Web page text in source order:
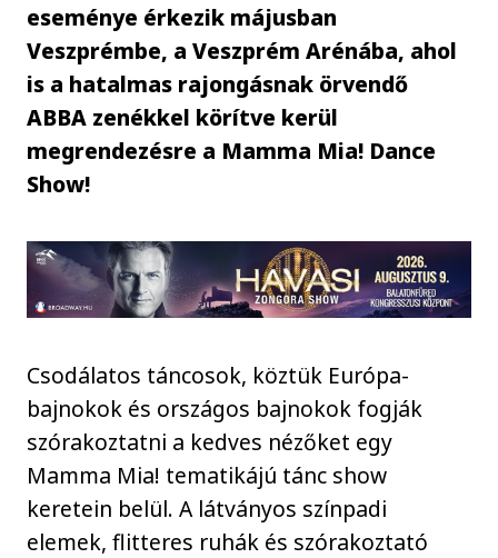
eseménye érkezik májusban
Veszprémbe, a Veszprém Arénába, ahol
is a hatalmas rajongásnak örvendő
ABBA zenékkel körítve kerül
megrendezésre a Mamma Mia! Dance
Show!
Csodálatos táncosok, köztük Európa-
bajnokok és országos bajnokok fogják
szórakoztatni a kedves nézőket egy
Mamma Mia! tematikájú tánc show
keretein belül. A látványos színpadi
elemek, flitteres ruhák és szórakoztató